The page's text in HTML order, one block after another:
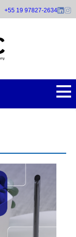
+55 19 97827-2634